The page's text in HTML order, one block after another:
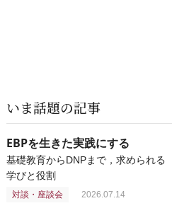
いま話題の記事
EBPを生きた実践にする
基礎教育からDNPまで，求められる
学びと役割
対談・座談会 2026.07.14